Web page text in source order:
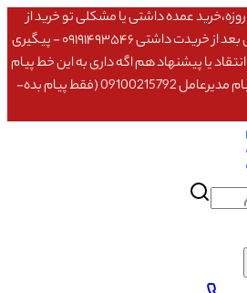
عمده داشتی یا مشکلی تو خرید از
سایت ۰۹۱۰۹۸۰۸۵۶۵- مشکلی بعد از خریدت داشتی ۰۹۱۹۱۴۹۳۵۴۶ - پیگیری
بستت ۰۹۹۲۴۰۰۹۵۲۵ - انتقاد یا پیشنهاد هم اگه داری به این خط پیام
بده مستقیم میره تو صندوق پیام مدیرعامل 09100215792 (فقط پیام بده-